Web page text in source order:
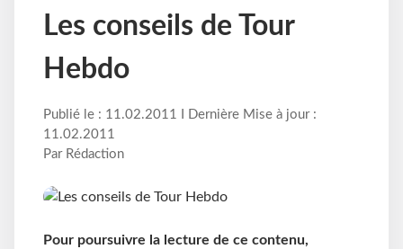
Les conseils de Tour
Hebdo
Publié le : 11.02.2011 I Dernière Mise à jour :
11.02.2011
Par Rédaction
Pour poursuivre la lecture de ce contenu,